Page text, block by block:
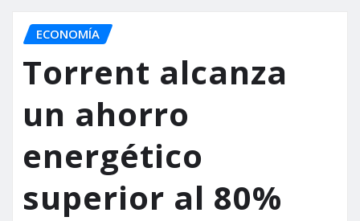
ECONOMÍA
Torrent alcanza
un ahorro
energético
superior al 80%